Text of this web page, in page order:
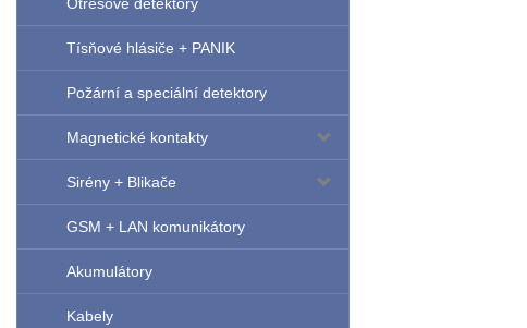
Otřesové detektory
Tísňové hlásiče + PANIK
Požární a speciální detektory
Magnetické kontakty
Sirény + Blikače
GSM + LAN komunikátory
Akumulátory
Kabely